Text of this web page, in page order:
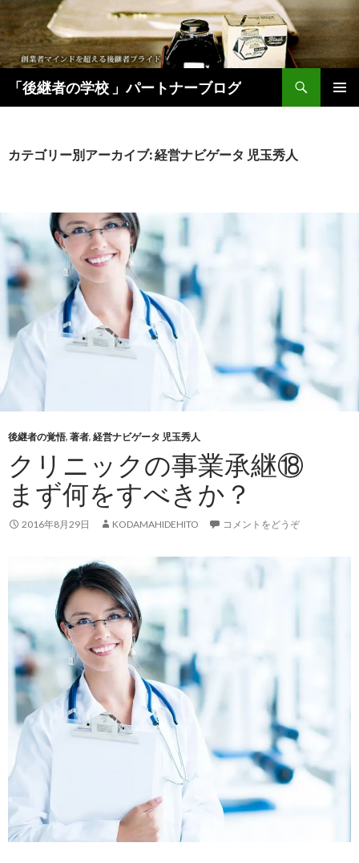
「後継者の学校 」パートナーブログ
検
ン
カテゴリー別アーカイブ: 経営ナビゲータ 児玉秀人
後継者の覚悟, 著者, 経営ナビゲータ 児玉秀人
クリニックの事業承継⑱
まず何をすべきか？
2016年8月29日 KODAMAHIDEHITO コメントをどうぞ